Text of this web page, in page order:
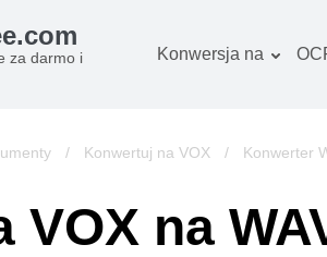
za darmo i
Konwersja na
Obraz
Books
/ Konwertuj na VOX / Konwerter
VOX na